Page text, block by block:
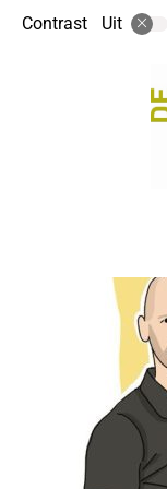
Contrast Uit